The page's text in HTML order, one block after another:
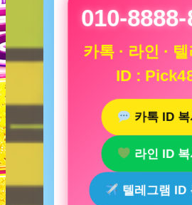
010-
카톡 · 라인 ·
ID :
카톡 ID
라인 ID
텔레그램 ID